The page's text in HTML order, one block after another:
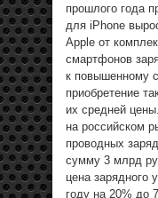
прошлого года
для iPhone
Apple от
смартфонов
к повышенному
приобретение
их средней
на российском
проводных
сумму 3 млрд
цена зарядного
году на 20% до